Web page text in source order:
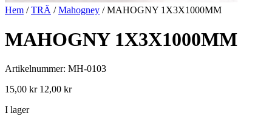
Hem /TRÄ /Mahogney / MAHOGNY 1X3X1000MM
MAHOGNY 1X3X1000MM
Artikelnummer: MH-0103
15,00 kr 12,00 kr
I lager